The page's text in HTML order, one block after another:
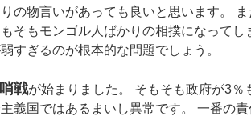
の物言いがあっても良いと思います。
そもモンゴル人ばかりの相撲になってし
すぎるのが根本的な問題でしょう。
戦が始まりました。 そもそも政府が3％
義国ではあるまいし異常です。 一番の責